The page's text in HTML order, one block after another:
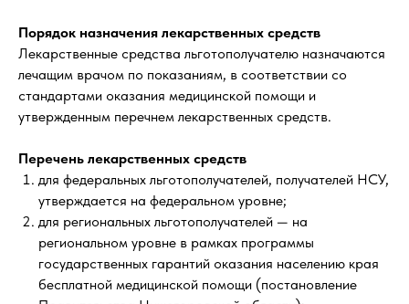
Порядок назначения лекарственных средств
Лекарственные средства льготополучателю назначаются
лечащим врачом по показаниям, в соответствии со
стандартами оказания медицинской помощи и
утвержденным перечнем лекарственных средств.
Перечень лекарственных средств
для федеральных льготополучателей, получателей НСУ,
утверждается на федеральном уровне;
для региональных льготополучателей — на
региональном уровне в рамках программы
государственных гарантий оказания населению края
бесплатной медицинской помощи (постановление